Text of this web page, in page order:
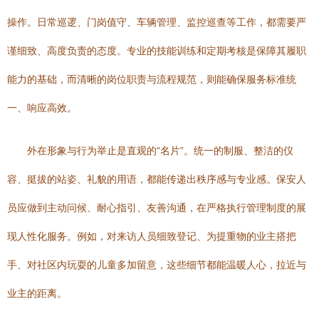
操作。日常巡逻、门岗值守、车辆管理、监控巡查等工作，都需要严
谨细致、高度负责的态度。专业的技能训练和定期考核是保障其履职
能力的基础，而清晰的岗位职责与流程规范，则能确保服务标准统
一、响应高效。
外在形象与行为举止是直观的“名片”。统一的制服、整洁的仪
容、挺拔的站姿、礼貌的用语，都能传递出秩序感与专业感。保安人
员应做到主动问候、耐心指引、友善沟通，在严格执行管理制度的展
现人性化服务。例如，对来访人员细致登记、为提重物的业主搭把
手、对社区内玩耍的儿童多加留意，这些细节都能温暖人心，拉近与
业主的距离。